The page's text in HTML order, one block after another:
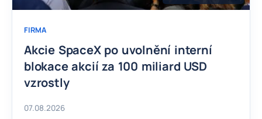
FIRMA
Akcie SpaceX po uvolnění interní
blokace akcií za 100 miliard USD
vzrostly
07.08.2026